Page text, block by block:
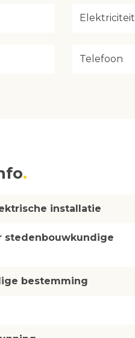
Elektriciteit
Telefoon
installatie
stedenbouwkundige
bestemming